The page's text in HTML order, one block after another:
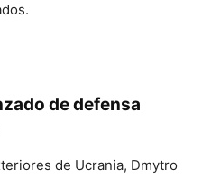
de defensa
de Ucrania, Dmytro